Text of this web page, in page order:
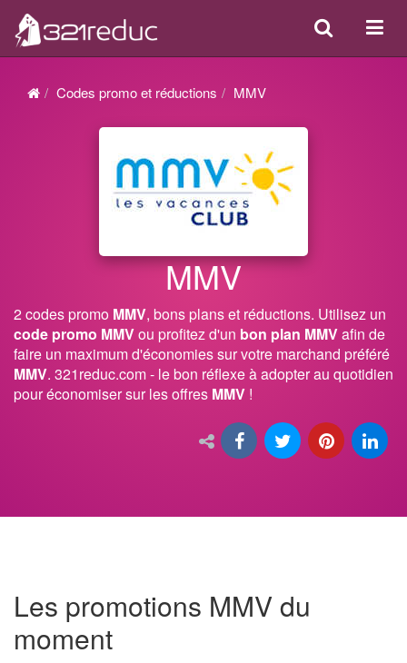
ou
Search
Codes promo et réductions MMV
MMV
2 codes promo MMV, bons plans et réductions. Utilisez un
code promo MMVou profitez d'un bon plan MMVafin de
faire un maximum d'économies sur votre marchand préféré
MMV. 321reduc.com - le bon réflexe à adopter au quotidien
pour économiser sur les offres MMV !
Les promotions MMV du
moment